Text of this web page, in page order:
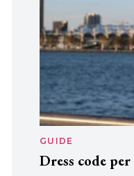
cofanetti beauty
per un regalo
ogni capello
GUIDE
Dress code per